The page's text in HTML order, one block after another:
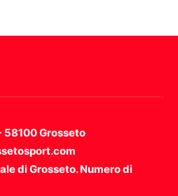
58100 Grosseto
di Grosseto. Numero di